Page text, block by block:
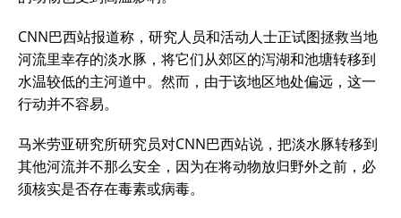
CNN巴西站报道称，研究人员和活动人士正试图拯救当地
河流里幸存的淡水豚，将它们从郊区的泻湖和池塘转移到
水温较低的主河道中。然而，由于该地区地处偏远，这一
行动并不容易。
马米劳亚研究所研究员对CNN巴西站说，把淡水豚转移到
其他河流并不那么安全，因为在将动物放归野外之前，必
须核实是否存在毒素或病毒。